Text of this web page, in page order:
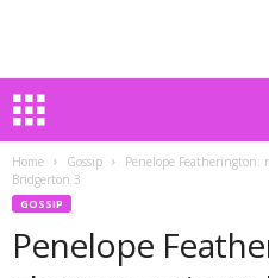
Home Gossip
Penelope Featherington:
Bridgerton 3
GOSSIP
Penelope